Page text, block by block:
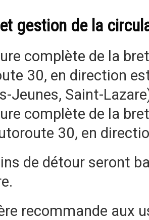
gestion de la
complète de la
30, en direction
Jeunes, Saint-
complète de la
30, en
de détour seront
recommande aux